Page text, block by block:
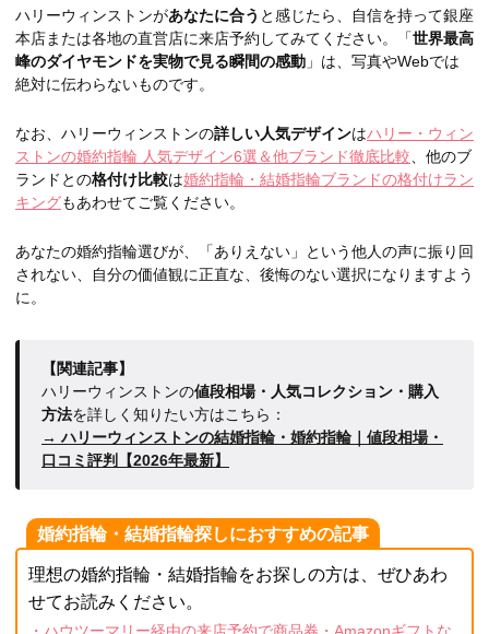
ハリーウィンストンがあなたに合う と感じたら、自信を持って銀座
本店または各地の直営店に来店予約してみてください。「世界最高
峰のダイヤモンドを実物で見る瞬間の感動 」は、写真やWebでは
絶対に伝わらないものです。
なお、ハリーウィンストンの詳しい人気デザインはハリー・ウィン
ストンの婚約指輪 人気デザイン6選＆他ブランド徹底比較 、他のブ
ランドとの格付け比較は婚約指輪・結婚指輪ブランドの格付けラン
キングもあわせてご覧ください。
あなたの婚約指輪選びが、「ありえない」という他人の声に振り回
されない、自分の価値観に正直な、後悔のない選択になりますよう
に。
【関連記事】
ハリーウィンストンの値段相場・人気コレクション・購入
方法を詳しく知りたい方はこちら：
→ ハリーウィンストンの結婚指輪・婚約指輪｜値段相場・
口コミ評判【2026年最新】
婚約指輪・結婚指輪探しにおすすめの記事
理想の婚約指輪・結婚指輪をお探しの方は、ぜひあわ
せてお読みください。
・ハウツーマリー経由の来店予約で商品券・Amazonギフトな